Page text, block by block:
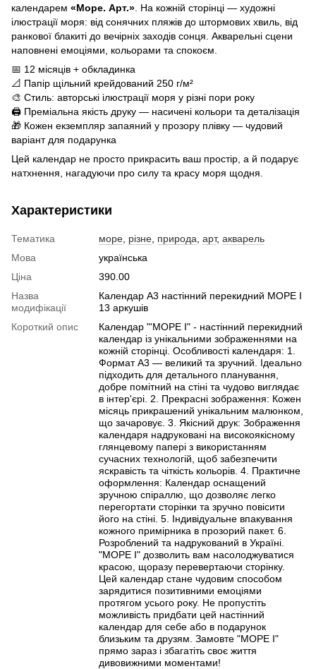
календарем «Море. Арт.» . На кожній сторінці — художні
ілюстрації моря: від сонячних пляжів до штормових хвиль, від
ранкової блакиті до вечірніх заходів сонця. Акварельні сцени
наповнені емоціями, кольорами та спокоєм.
📅 12 місяців + обкладинка
📐 Папір щільний крейдований 250 г/м²
🎨 Стиль: авторські ілюстрації моря у різні пори року
🖨 Преміальна якість друку — насичені кольори та деталізація
🎁 Кожен екземпляр запаяний у прозору плівку — чудовий
варіант для подарунка
Цей календар не просто прикрасить ваш простір, а й подарує
натхнення, нагадуючи про силу та красу моря щодня.
Характеристики
Тематика море різне природа арт, акварель
Мова
українська
Ціна
390.00
Назва
модифікації
Календар А3 настінний перекидний МОРЕ I
13 аркушів
Короткий опис
Календар "'МОРЕ I" - настінний перекидний
календар із унікальними зображеннями на
кожній сторінці. Особливості календаря: 1.
Формат A3 — великий та зручний. Ідеально
підходить для детального планування,
добре помітний на стіні та чудово виглядає
в інтер'єрі. 2. Прекрасні зображення: Кожен
місяць прикрашений унікальним малюнком,
що зачаровує. 3. Якісний друк: Зображення
календаря надруковані на високоякісному
глянцевому папері з використанням
сучасних технологій, щоб забезпечити
яскравість та чіткість кольорів. 4. Практичне
оформлення: Календар оснащений
зручною спіраллю, що дозволяє легко
перегортати сторінки та зручно повісити
його на стіні. 5. Індивідуальне впакування
кожного примірника в прозорий пакет. 6.
Розроблений та надрукований в Україні.
"МОРЕ I" дозволить вам насолоджуватися
красою, щоразу перевертаючи сторінку.
Цей календар стане чудовим способом
зарядитися позитивними емоціями
протягом усього року. Не пропустіть
можливість придбати цей настінний
календар для себе або в подарунок
близьким та друзям. Замовте "МОРЕ I"
прямо зараз і збагатіть своє життя
дивовижними моментами!